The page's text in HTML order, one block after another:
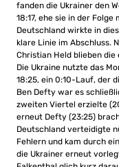
fanden die Ukrainer den
18:17, ehe sie in der Folge
Deutschland wirkte in
klare Linie im Abschluss.
Christian Held blieben
Die Ukraine nutzte das
18:25, ein 0:10-Lauf, der
Ben Defty war es
zweiten Viertel erzielte
erneut Defty (23:25)
Deutschland verteidigte
Fehlern und kam durch
die Ukrainer erneut